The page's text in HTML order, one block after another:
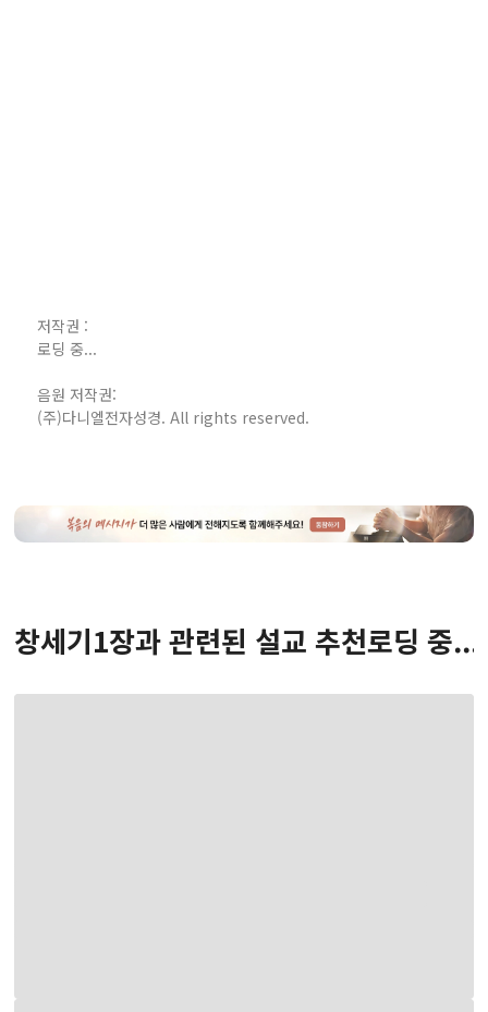
저작권 :
로딩 중...
음원 저작권:
(주)다니엘전자성경. All rights reserved.
창세기1장과 관련된 설교 추천로딩 중...